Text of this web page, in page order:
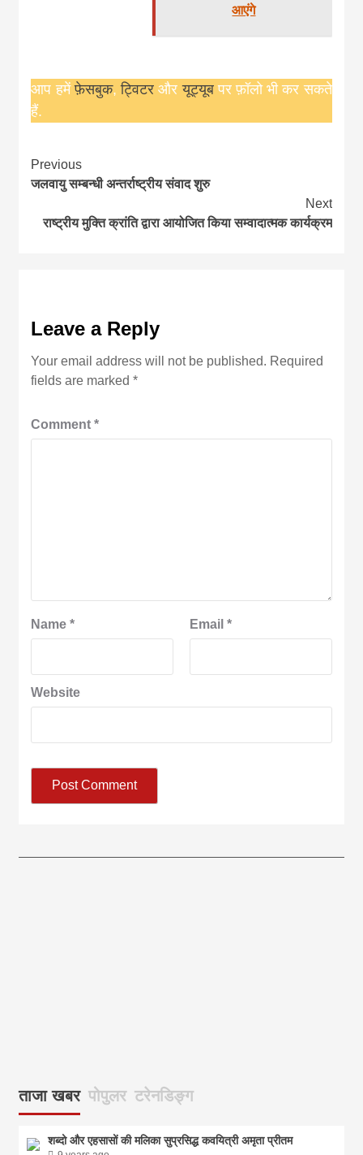
आएंगे
आप हमेंफ़ेसबुक,ट्विटरऔरयूट्यूबपर फ़ॉलो भी कर सकते
हैं.
Continue
Reading
Previous
जलवायु सम्बन्धी अन्तर्राष्ट्रीय संवाद शुरु
Next
राष्ट्रीय मुक्ति क्रांति द्वारा आयोजित किया सम्वादात्मक कार्यक्रम
Leave a Reply
Your email address will not be published. Required
fields are marked*
Comment*
Name* Email *
Website
ताजा खबर पोपुलर टरेनडिङ्ग
शब्दो और एहसासों की मलिका सुप्रसिद्ध कवयित्री अमृता प्रीतम